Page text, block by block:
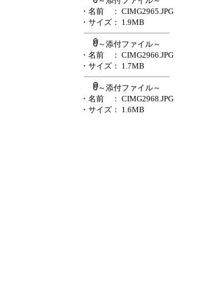
・名前
： CIMG2965.JPG
・サイズ ： 1.9MB
～添付ファイル～
・名前
： CIMG2966.JPG
・サイズ ： 1.7MB
～添付ファイル～
・名前
： CIMG2968.JPG
・サイズ ： 1.6MB